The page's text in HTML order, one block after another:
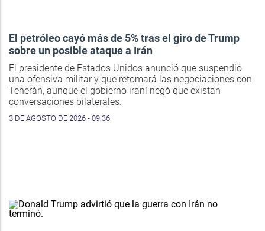
El petróleo cayó más de 5% tras el giro de Trump
sobre un posible ataque a Irán
El presidente de Estados Unidos anunció que suspendió
una ofensiva militar y que retomará las negociaciones con
Teherán, aunque el gobierno iraní negó que existan
conversaciones bilaterales.
3 DE AGOSTO DE 2026 - 09:36